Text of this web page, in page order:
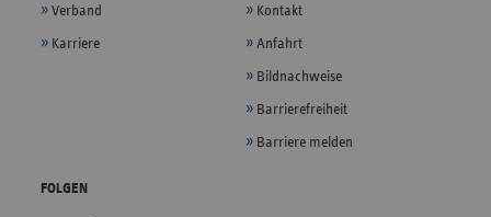
Verband
Karriere
Kontakt
Anfahrt
Bildnachweise
Barrierefreiheit
Barriere melden
FOLGEN